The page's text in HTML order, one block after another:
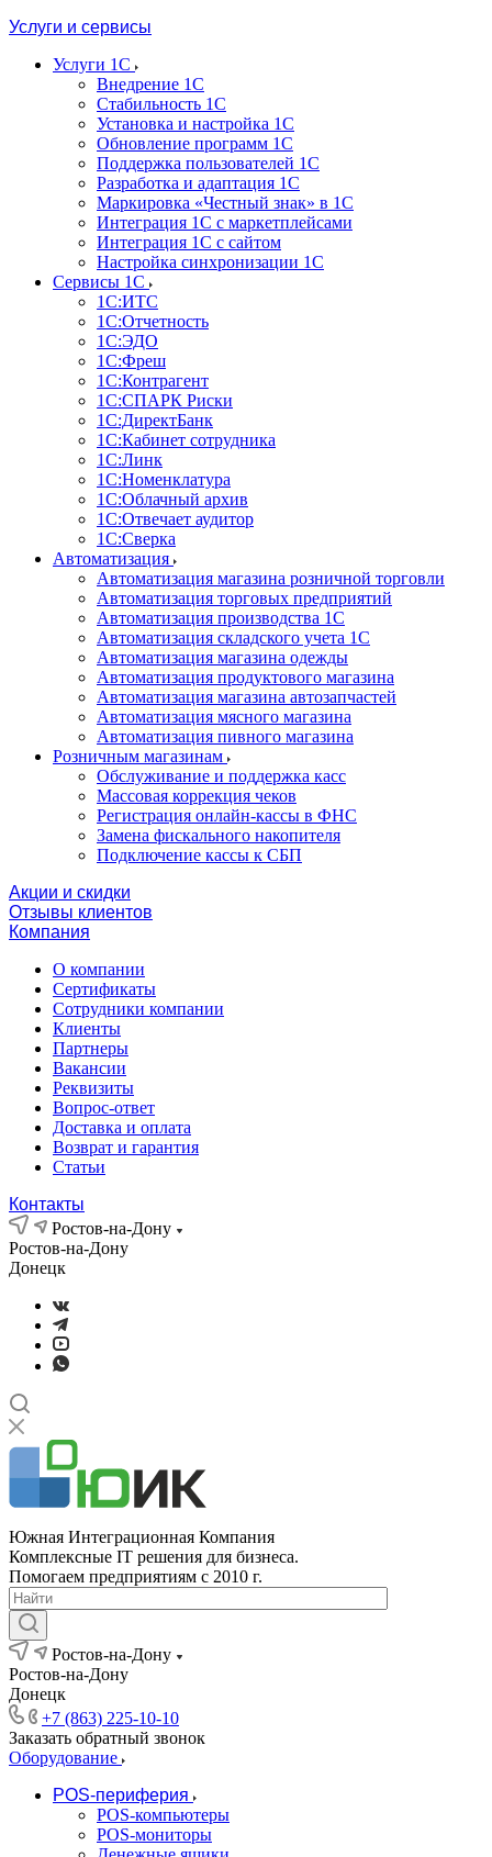
Услуги и сервисы
Услуги 1С
Внедрение 1С
Стабильность 1С
Установка и настройка 1С
Обновление программ 1С
Поддержка пользователей 1С
Разработка и адаптация 1С
Маркировка «Честный знак» в 1С
Интеграция 1С с маркетплейсами
Интеграция 1С с сайтом
Настройка синхронизации 1С
Сервисы 1С
1С:ИТС
1С:Отчетность
1С:ЭДО
1С:Фреш
1С:Контрагент
1С:CПАРК Риски
1С:ДиректБанк
1С:Кабинет сотрудника
1С:Линк
1С:Номенклатура
1С:Облачный архив
1С:Отвечает аудитор
1С:Сверка
Автоматизация
Автоматизация магазина розничной торговли
Автоматизация торговых предприятий
Автоматизация производства 1С
Автоматизация складского учета 1C
Автоматизация магазина одежды
Автоматизация продуктового магазина
Автоматизация магазина автозапчастей
Автоматизация мясного магазина
Автоматизация пивного магазина
Розничным магазинам
Обслуживание и поддержка касс
Массовая коррекция чеков
Регистрация онлайн-кассы в ФНС
Замена фискального накопителя
Подключение кассы к СБП
Акции и скидки
Отзывы клиентов
Компания
О компании
Сертификаты
Сотрудники компании
Клиенты
Партнеры
Вакансии
Реквизиты
Вопрос-ответ
Доставка и оплата
Возврат и гарантия
Статьи
Контакты
Ростов-на-Дону
Ростов-на-Дону
Донецк
Южная Интеграционная Компания
Комплексные IT решения для бизнеса.
Помогаем предприятиям с 2010 г.
Ростов-на-Дону
Ростов-на-Дону
Донецк
+7 (863) 225-10-10
Заказать обратный звонок
Оборудование
POS-периферия
POS-компьютеры
POS-мониторы